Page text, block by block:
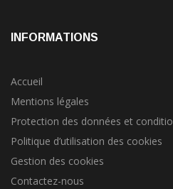
INFORMATIONS
Accueil
Mentions légales
Protection des données et
Politique d’utilisation des cookies
Gestion des cookies
Contactez-nous